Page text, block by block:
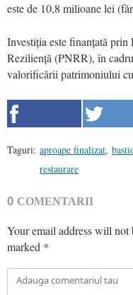
este de 10,8 milioane lei
Investiția este finanțată
Reziliență (PNRR), în
valorificării patrimoniului
Taguri: aproape finalizat,
restaurare
0 COMENTARII
Your email address will not
marked *